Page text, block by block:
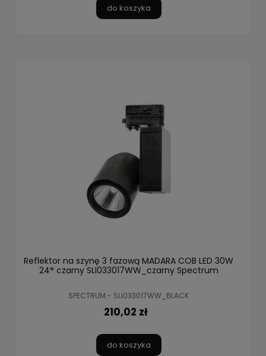
do koszyka
Reflektor na szynę 3 fazową MADARA COB LED 30W
24° czarny SLI033017WW_czarny Spectrum
SPECTRUM - SLI033017WW_BLACK
210,02 zł
do koszyka